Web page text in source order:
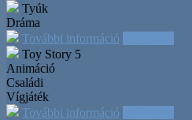
Tyúk
Dráma
További információ
Toy Story 5
Animáció
Családi
Vígjáték
További információ